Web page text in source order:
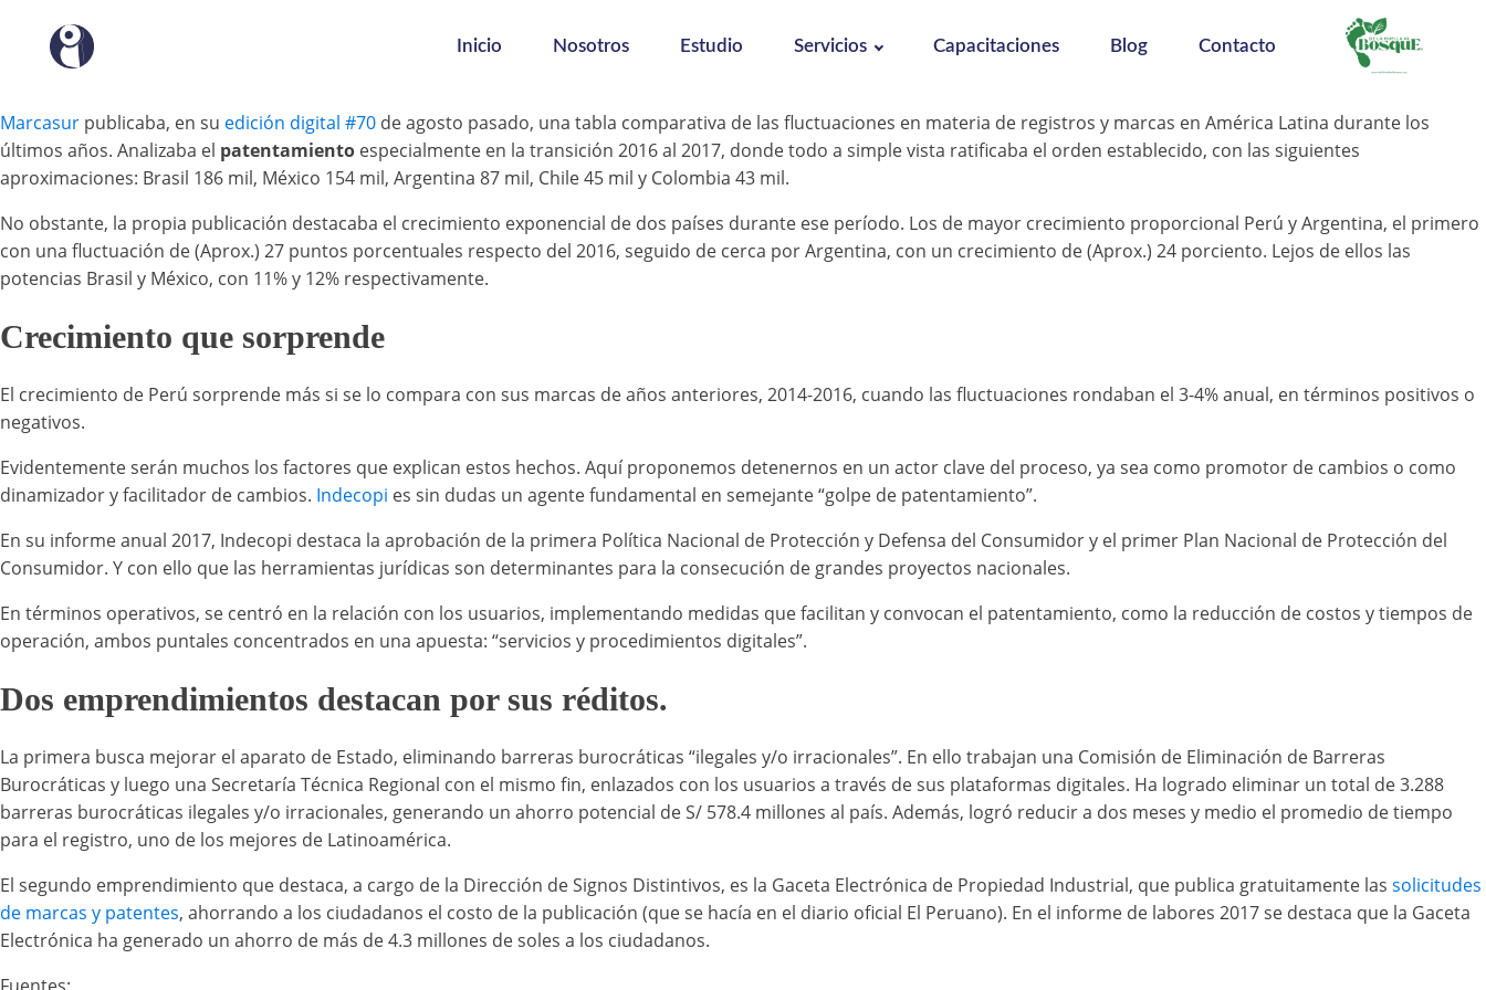
Inicio Nosotros Estudio Servicios Capacitaciones Blog Contacto
Marcasur publicaba, en su edición digital #70 de agosto pasado, una tabla comparativa de las fluctuaciones en materia de registros y marcas en América Latina durante los
últimos años. Analizaba el patentamiento especialmente en la transición 2016 al 2017, donde todo a simple vista ratificaba el orden establecido, con las siguientes
aproximaciones: Brasil 186 mil, México 154 mil, Argentina 87 mil, Chile 45 mil y Colombia 43 mil.
No obstante, la propia publicación destacaba el crecimiento exponencial de dos países durante ese período. Los de mayor crecimiento proporcional Perú y Argentina, el primero
con una fluctuación de (Aprox.) 27 puntos porcentuales respecto del 2016, seguido de cerca por Argentina, con un crecimiento de (Aprox.) 24 porciento. Lejos de ellos las
potencias Brasil y México, con 11% y 12% respectivamente.
Crecimiento que sorprende
El crecimiento de Perú sorprende más si se lo compara con sus marcas de años anteriores, 2014-2016, cuando las fluctuaciones rondaban el 3-4% anual, en términos positivos o
negativos.
Evidentemente serán muchos los factores que explican estos hechos. Aquí proponemos detenernos en un actor clave del proceso, ya sea como promotor de cambios o como
dinamizador y facilitador de cambios. Indecopi es sin dudas un agente fundamental en semejante “golpe de patentamiento”.
En su informe anual 2017, Indecopi destaca la aprobación de la primera Política Nacional de Protección y Defensa del Consumidor y el primer Plan Nacional de Protección del
Consumidor. Y con ello que las herramientas jurídicas son determinantes para la consecución de grandes proyectos nacionales.
En términos operativos, se centró en la relación con los usuarios, implementando medidas que facilitan y convocan el patentamiento, como la reducción de costos y tiempos de
operación, ambos puntales concentrados en una apuesta: “servicios y procedimientos digitales”.
Dos emprendimientos destacan por sus réditos.
La primera busca mejorar el aparato de Estado, eliminando barreras burocráticas “ilegales y/o irracionales”. En ello trabajan una Comisión de Eliminación de Barreras
Burocráticas y luego una Secretaría Técnica Regional con el mismo fin, enlazados con los usuarios a través de sus plataformas digitales. Ha logrado eliminar un total de 3.288
barreras burocráticas ilegales y/o irracionales, generando un ahorro potencial de S/ 578.4 millones al país. Además, logró reducir a dos meses y medio el promedio de tiempo
para el registro, uno de los mejores de Latinoamérica.
El segundo emprendimiento que destaca, a cargo de la Dirección de Signos Distintivos, es la Gaceta Electrónica de Propiedad Industrial, que publica gratuitamente las solicitudes
de marcas y patentes, ahorrando a los ciudadanos el costo de la publicación (que se hacía en el diario oficial El Peruano). En el informe de labores 2017 se destaca que la Gaceta
Electrónica ha generado un ahorro de más de 4.3 millones de soles a los ciudadanos.